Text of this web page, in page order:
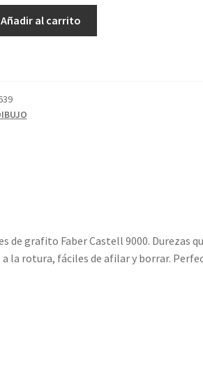
Añadir al carrito
de grafito Faber Castell 9000. Durezas
a la rotura, fáciles de afilar y borrar.